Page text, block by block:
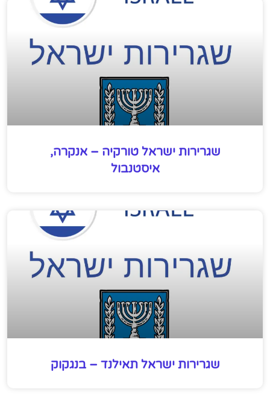
שגרירות ישראל טורקיה – אנקרה,
איסטנבול
שגרירות ישראל תאילנד – בנגקוק